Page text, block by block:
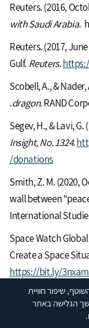
שיפור חוויית
הגלישה באתר
Reuters. (2016,
with Saudi Arabia.
Reuters. (2017,
Gulf. Reuters.
Scobell, A., & Nader,
dragon. RAND
Segev, H., & Lavi,
Insight, No. 1324.
donations/
Smith, Z. M. (2020,
wall between
International
Space Watch
Create a Space
https://bit.ly/
State Council.
text). https://bit.ly/